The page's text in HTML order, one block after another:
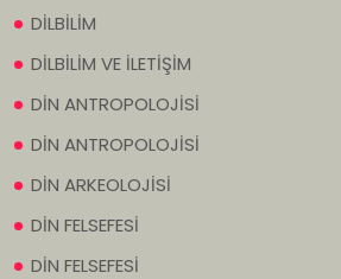
DİLBİLİM
DİLBİLİM VE İLETİŞİM
DİN ANTROPOLOJİSİ
DİN ANTROPOLOJİSİ
DİN ARKEOLOJİSİ
DİN FELSEFESİ
DİN FELSEFESİ